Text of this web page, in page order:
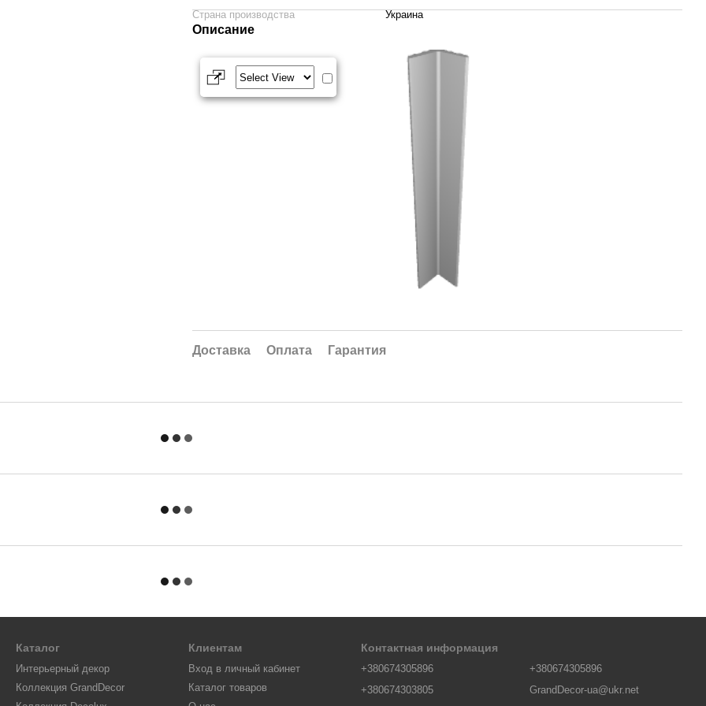
Страна производства
Украина
Описание
Доставка Оплата Гарантия
Каталог
Интерьерный декор
Коллекция GrandDecor
Клиентам
Вход в личный кабинет
Каталог товаров
Контактная информация
+380674305896
+380674303805
+380674305896
GrandDecor-ua@ukr.net